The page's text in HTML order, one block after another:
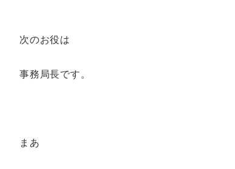
次のお役は
事務局長です。
まあ